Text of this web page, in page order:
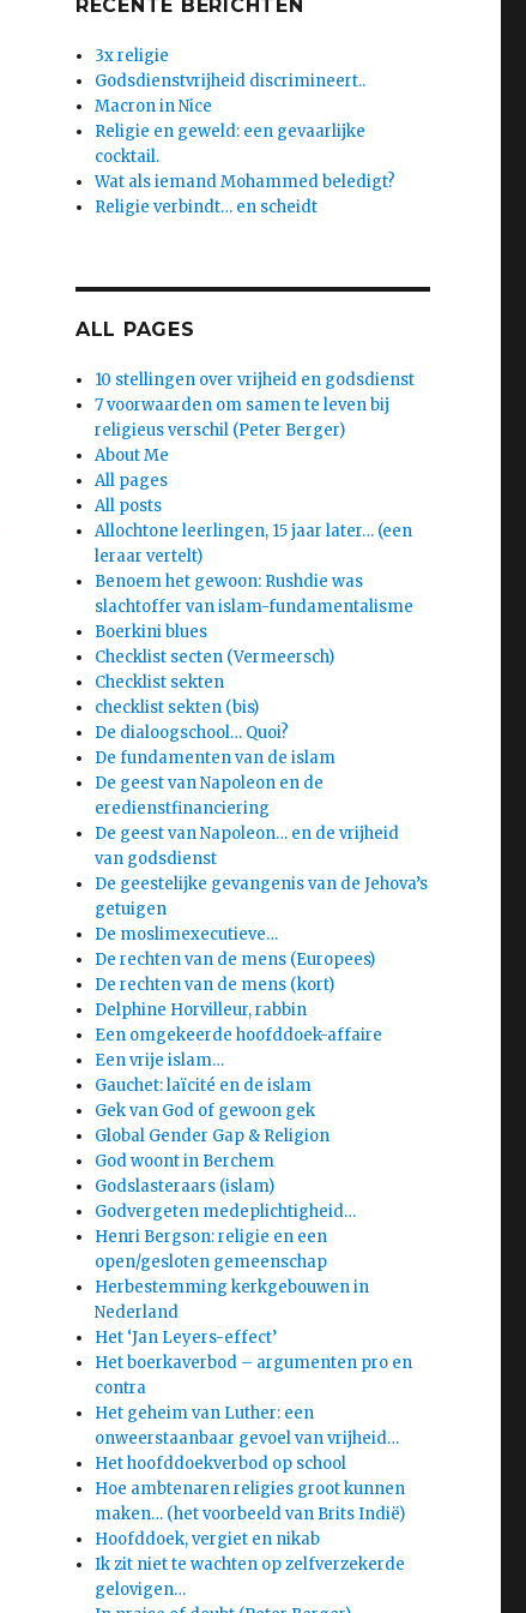
RECENTE BERICHTEN
3x religie
Godsdienstvrijheid discrimineert..
Macron in Nice
Religie en geweld: een gevaarlijke
cocktail.
Wat als iemand Mohammed beledigt?
Religie verbindt… en scheidt
ALL PAGES
10 stellingen over vrijheid en godsdienst
7 voorwaarden om samen te leven bij
religieus verschil (Peter Berger)
About Me
All pages
All posts
Allochtone leerlingen, 15 jaar later… (een
leraar vertelt)
Benoem het gewoon: Rushdie was
slachtoffer van islam-fundamentalisme
Boerkini blues
Checklist secten (Vermeersch)
Checklist sekten
checklist sekten (bis)
De dialoogschool… Quoi?
De fundamenten van de islam
De geest van Napoleon en de
eredienstfinanciering
De geest van Napoleon… en de vrijheid
van godsdienst
De geestelijke gevangenis van de Jehova’s
getuigen
De moslimexecutieve…
De rechten van de mens (Europees)
De rechten van de mens (kort)
Delphine Horvilleur, rabbin
Een omgekeerde hoofddoek-affaire
Een vrije islam…
Gauchet: laïcité en de islam
Gek van God of gewoon gek
Global Gender Gap & Religion
God woont in Berchem
Godslasteraars (islam)
Godvergeten medeplichtigheid…
Henri Bergson: religie en een
open/gesloten gemeenschap
Herbestemming kerkgebouwen in
Nederland
Het ‘Jan Leyers-effect’
Het boerkaverbod – argumenten pro en
contra
Het geheim van Luther: een
onweerstaanbaar gevoel van vrijheid…
Het hoofddoekverbod op school
Hoe ambtenaren religies groot kunnen
maken… (het voorbeeld van Brits Indië)
Hoofddoek, vergiet en nikab
Ik zit niet te wachten op zelfverzekerde
gelovigen…